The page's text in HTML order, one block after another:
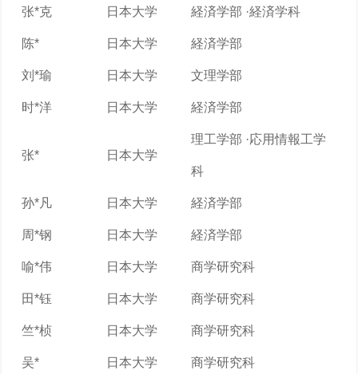
张*克 日本大学 経済学部 ·経済学科
陈* 日本大学 経済学部
刘*瑜 日本大学 文理学部
时*洋 日本大学 経済学部
张* 日本大学
理工学部 ·応用情報工学
科
孙*凡 日本大学 経済学部
周*钢 日本大学 経済学部
喻*伟 日本大学 商学研究科
田*钰 日本大学 商学研究科
竺*桢 日本大学 商学研究科
吴* 日本大学 商学研究科